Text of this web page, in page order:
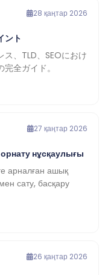
28 қаңтар 2026
ント
ス、TLD、SEOにおけ
全ガイド。
27 қаңтар 2026
орнату нұсқаулығы
арналған ашық
сату, басқару
26 қаңтар 2026